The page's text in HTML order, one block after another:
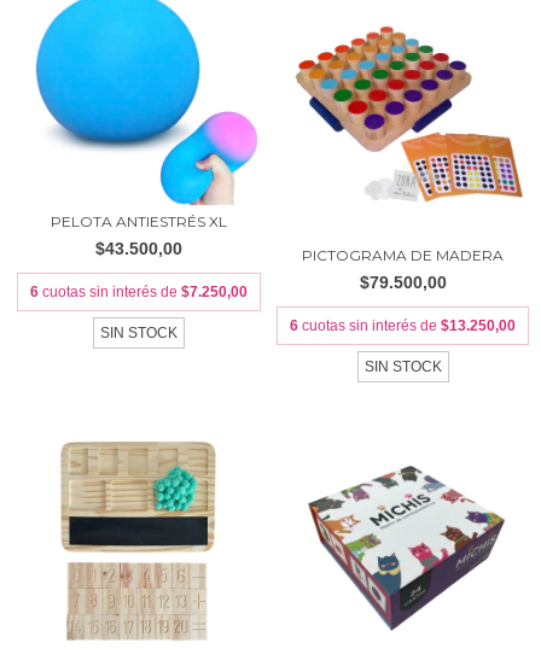
PELOTA ANTIESTRÉS XL
$43.500,00
6 cuotas sin interés de $7.250,00
SIN STOCK
PICTOGRAMA DE MADERA
$79.500,00
6 cuotas sin interés de $13.250,00
SIN STOCK